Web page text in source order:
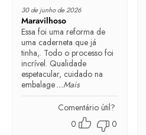
Rated 5out of 5
30 de junho de 2026
Maravilhoso
Essa foi uma reforma de
uma caderneta que já
tinha,. Todo o processo foi
incrível. Qualidade
espetacular, cuidado na
embalage...Mais
Comentário útil?
0
0